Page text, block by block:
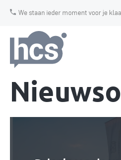
We staan ieder moment voor je